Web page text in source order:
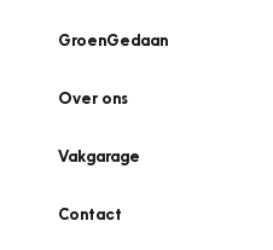
GroenGedaan
Over ons
Vakgarage
Contact